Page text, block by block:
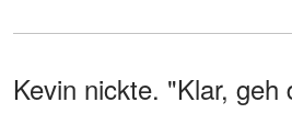
Kevin nickte. "Klar, geh